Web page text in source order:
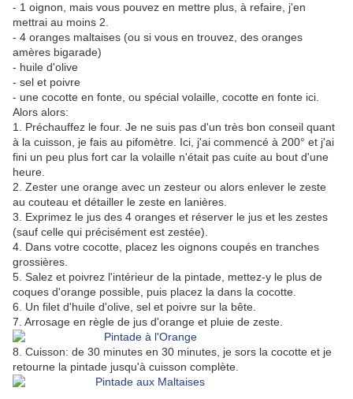
- 1 oignon, mais vous pouvez en mettre plus, à refaire, j'en
mettrai au moins 2.
- 4 oranges maltaises (ou si vous en trouvez, des oranges
amères bigarade)
- huile d'olive
- sel et poivre
- une cocotte en fonte, ou spécial volaille, cocotte en fonte ici.
Alors alors:
1. Préchauffez le four. Je ne suis pas d'un très bon conseil quant
à la cuisson, je fais au pifomètre. Ici, j'ai commencé à 200° et j'ai
fini un peu plus fort car la volaille n'était pas cuite au bout d'une
heure.
2. Zester une orange avec un zesteur ou alors enlever le zeste
au couteau et détailler le zeste en lanières.
3. Exprimez le jus des 4 oranges et réserver le jus et les zestes
(sauf celle qui précisément est zestée).
4. Dans votre cocotte, placez les oignons coupés en tranches
grossières.
5. Salez et poivrez l'intérieur de la pintade, mettez-y le plus de
coques d'orange possible, puis placez la dans la cocotte.
6. Un filet d'huile d'olive, sel et poivre sur la bête.
7. Arrosage en règle de jus d'orange et pluie de zeste.
8. Cuisson: de 30 minutes en 30 minutes, je sors la cocotte et je
retourne la pintade jusqu'à cuisson complète.